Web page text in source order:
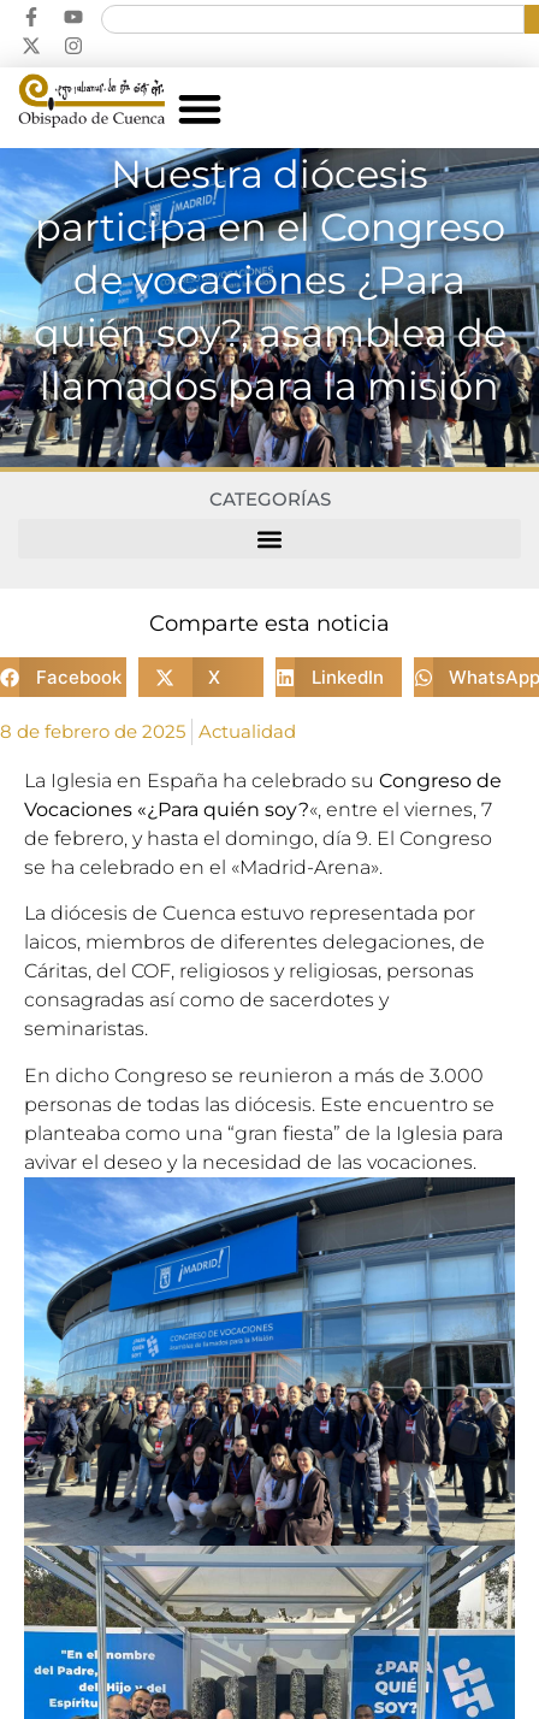
Nuestra diócesis
participa en el Congreso
de vocaciones ¿Para
quién soy?, asamblea de
llamados para la misión
CATEGORÍAS
Comparte esta noticia
Facebook X LinkedIn WhatsApp
8 de febrero de 2025 Actualidad
La Iglesia en España ha celebrado su Congreso de
Vocaciones «¿Para quién soy?«, entre el viernes, 7
de febrero, y hasta el domingo, día 9. El Congreso
se ha celebrado en el «Madrid-Arena».
La diócesis de Cuenca estuvo representada por
laicos, miembros de diferentes delegaciones, de
Cáritas, del COF, religiosos y religiosas, personas
consagradas así como de sacerdotes y
seminaristas.
En dicho Congreso se reunieron a más de 3.000
personas de todas las diócesis. Este encuentro se
planteaba como una “gran fiesta” de la Iglesia para
avivar el deseo y la necesidad de las vocaciones.